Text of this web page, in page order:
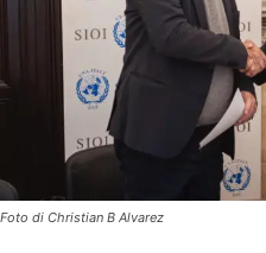
Foto di Christian B Alvarez